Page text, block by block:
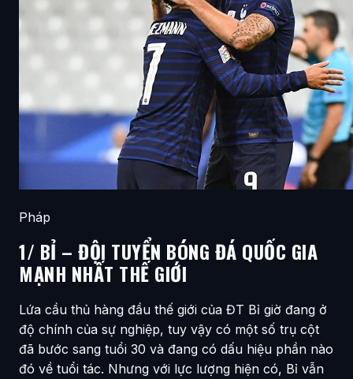
Pháp
1/ BỈ – ĐỘI TUYỂN BÓNG ĐÁ QUỐC GIA
MẠNH NHẤT THẾ GIỚI
Lứa cầu thủ hàng đầu thế giới của ĐT Bỉ giờ đang ở
độ chính của sự nghiệp, tuy vậy có một số trụ cột
đã bước sang tuổi 30 và đang có dấu hiệu phần nào
đó về tuổi tác. Nhưng với lực lượng hiện có, Bỉ vẫn